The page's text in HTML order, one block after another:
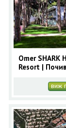
Omer SHARK
Resort |
виж